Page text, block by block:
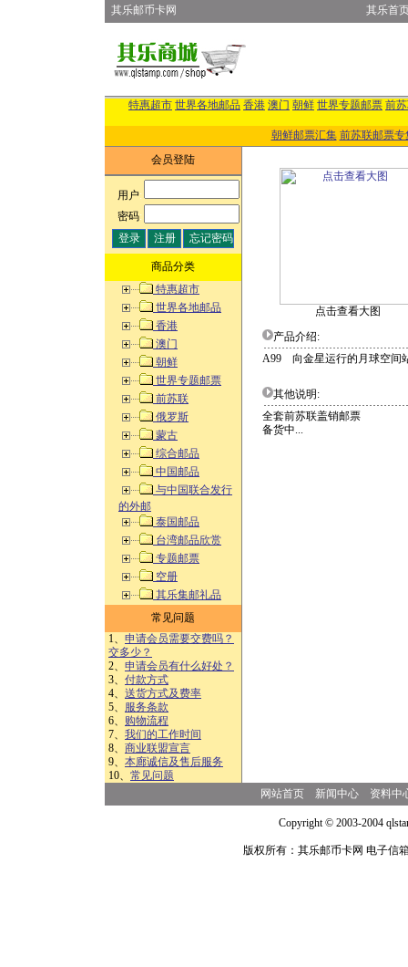
其乐邮币卡网 其乐首
特惠超市 世界各地邮品 香港 澳门 朝鲜 世界专题邮票 前
朝鲜邮票汇集 前苏联邮票专
会员登陆
用户:
密码:
商品分类
特惠超市
世界各地邮品
香港
澳门
朝鲜
世界专题邮票
前苏联
俄罗斯
蒙古
综合邮品
中国邮品
与中国联合发行
的外邮
泰国邮品
台湾邮品欣赏
专题邮票
空册
其乐集邮礼品
常见问题
1、 申请会员需要交费吗？
交多少？
2、 申请会员有什么好处？
3、 付款方式
4、 送货方式及费率
5、 服务条款
6、 购物流程
7、 我们的工作时间
8、 商业联盟宣言
9、 本廊诚信及售后服务
10、 常见问题
点击查看大图
产品介绍:
A99 向金星运行的月球空
其他说明:
全套前苏联盖销邮票
备货中...
网站首页 新闻中心 资料中
Copyright © 2003-2004
版权所有：其乐邮币卡网 电子信